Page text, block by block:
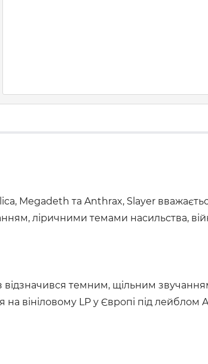
Megadeth та Anthrax, Slayer
ліричними темами насильства,
відзначився темним, щільним
вініловому LP у Європі під лейблом